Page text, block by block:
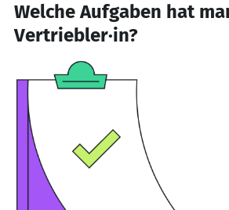
Welche Aufgaben hat
Vertriebler·in?